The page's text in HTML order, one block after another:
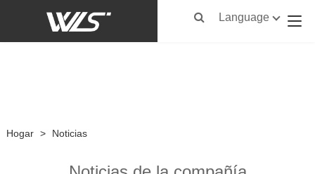
Language
Hogar > Noticias